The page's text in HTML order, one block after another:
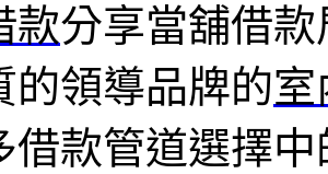
款分享當舖借
的領導品牌的室
借款管道選擇